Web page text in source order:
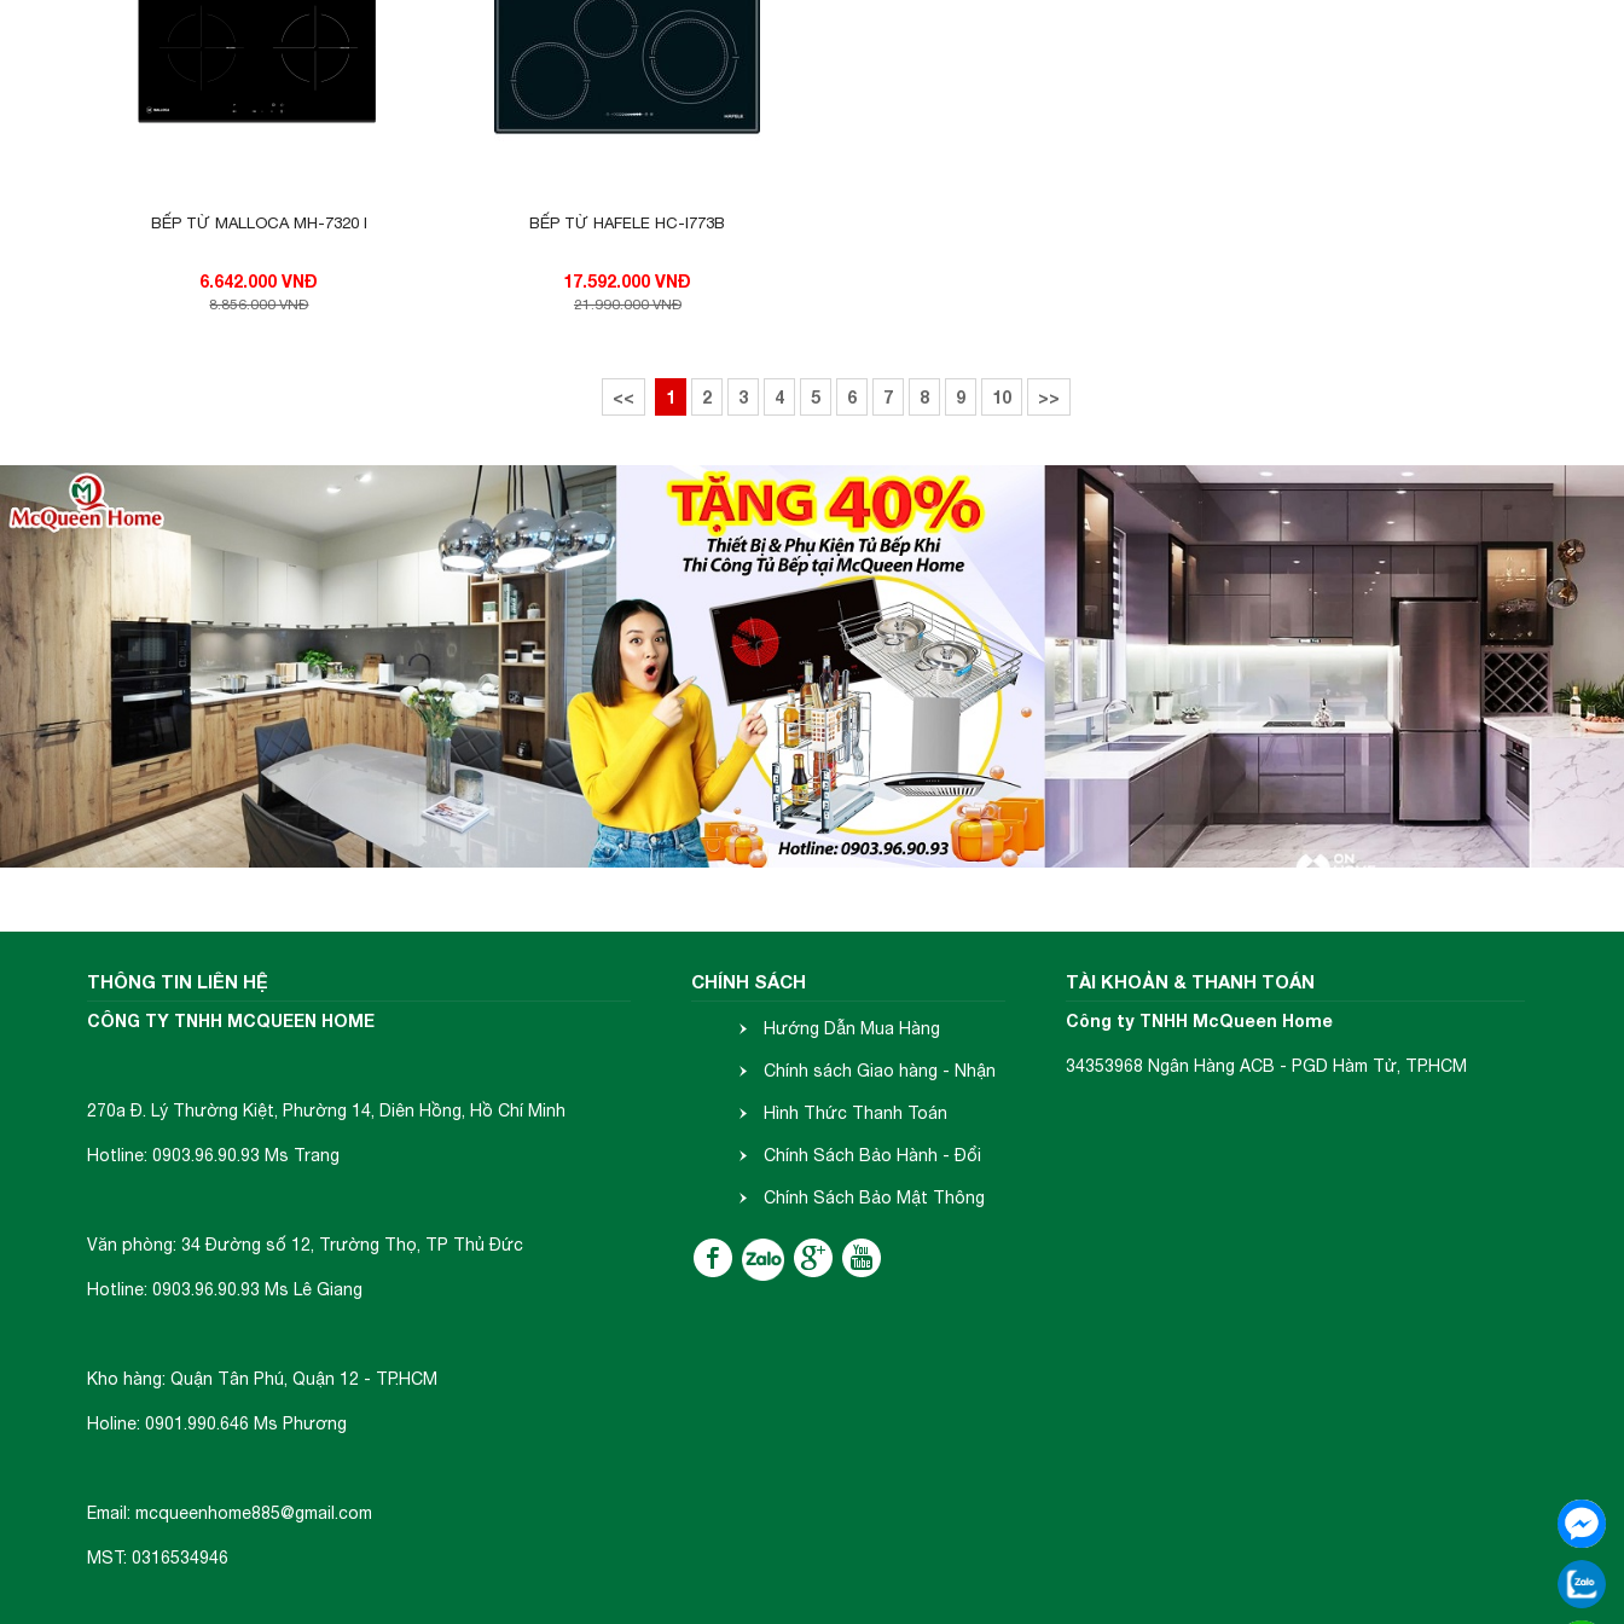
Bếp từ Kaff KF-FL999IIđược trang bị với công nghệ Inverter thông minh vượt trộigiúp làm giảm
lượng tiêu thụ điện của các sản phẩm có sử dụng lõi từ của bếp từ. Ngoài ra công nghệ Inverter còn
FL999IIvới cảm biến thông minh sẽ cố định công suất tiêu thụ điện khi đun nấu, không bật tắt liên tục
bằng với con số hiển thị trên bàn điều khiển).
BẾP TỪ MALLOCA MH-7320 I
6.642.000 VNĐ
8.856.000 VNĐ
BẾP TỪ HAFELE HC-I773B
17.592.000 VNĐ
21.990.000 VNĐ
<< 1 2 3 4 5 6 7 8 9 10 >>
THÔNG TIN LIÊN HỆ
CÔNG TY TNHH MCQUEEN HOME
270a Đ. Lý Thường Kiệt, Phường 14, Diên Hồng, Hồ Chí Minh
Hotline: 0903.96.90.93 Ms Trang
Văn phòng: 34 Đường số 12, Trường Thọ, TP Thủ Đức
Hotline: 0903.96.90.93 Ms Lê Giang
Kho hàng: Quận Tân Phú, Quận 12 - TP.HCM
Holine: 0901.990.646 Ms Phương
Email: mcqueenhome885@gmail.com
MST: 0316534946
CHÍNH SÁCH
Hướng Dẫn Mua Hàng
Chính sách Giao hàng - Nhận
hàng
Hình Thức Thanh Toán
Chính Sách Bảo Hành - Đổi
Trả
Chính Sách Bảo Mật Thông
Tin
TÀI KHOẢN & THANH TOÁN
Công ty TNHH McQueen Home
34353968 Ngân Hàng ACB - PGD Hàm Tử, TP.HCM